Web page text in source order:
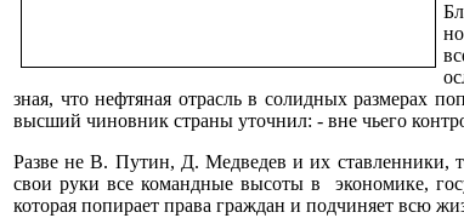
зная, что нефтяная отрасль в солидных размерах
высший чиновник страны уточнил: - вне чьего
Разве не В. Путин, Д. Медведев и их ставленники,
свои руки все командные высоты в экономике,
которая попирает права граждан и подчиняет всю